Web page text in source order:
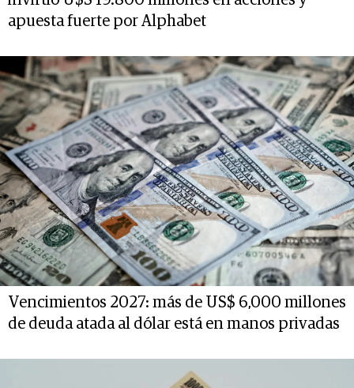
apuesta fuerte por Alphabet
Vencimientos 2027: más de US$ 6,000 millones
de deuda atada al dólar está en manos privadas